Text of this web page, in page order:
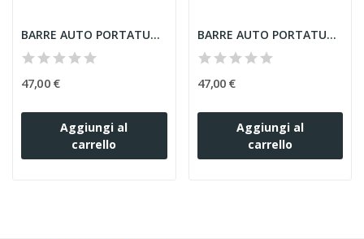
BARRE AUTO PORTATUTTO MENABO PER SUZUKI ESCUDO...
47,00 €
Aggiungi al
carrello
BARRE AUTO PORTATUTTO MENABO PER BMW SERIE 5...
47,00 €
Aggiungi al
carrello